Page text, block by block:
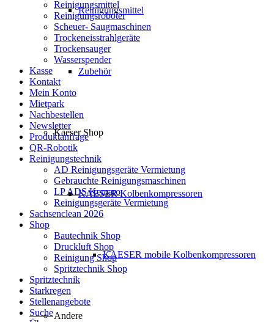
Reinigungsmittel
Zubehör
Kaeser Shop
KAESER Kolbenkompressoren
KAESER mobile Kolbenkompressoren
Andere
Reinigungsmittel
Reinigungsroboter
Scheuer- Saugmaschinen
Trockeneisstrahlgeräte
Trockensauger
Wasserspender
Kasse
Kontakt
Mein Konto
Mietpark
Nachbestellen
Newsletter
Produktanfrage
QR-Robotik
Reinigungstechnik
AD Reinigungsgeräte Vermietung
Gebrauchte Reinigungsmaschinen
LP ADS Kemaro
Reinigungsgeräte Vermietung
Sachsenclean 2026
Shop
Bautechnik Shop
Druckluft Shop
Reinigung Shop
Spritztechnik Shop
Spritztechnik
Starkregen
Stellenangebote
Suche